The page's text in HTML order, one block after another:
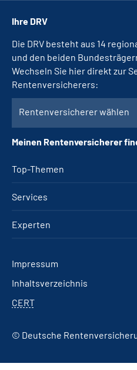
Top-Themen
Services
Experten
Ihre DRV
Die DRV besteht aus 14
und den beiden
Wechseln Sie hier direkt zur
Rentenversicherers:
Rentenversicherer wählen
Meinen Rentenversicherer
Impressum
Inhaltsverzeichnis
CERT
© Deutsche